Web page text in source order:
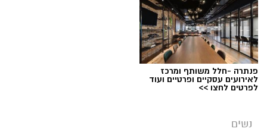
פנתרה -חלל משותף ומרכז
לאירועים עסקיים ופרטיים ועוד
לפרטים לחצו >>
נשים